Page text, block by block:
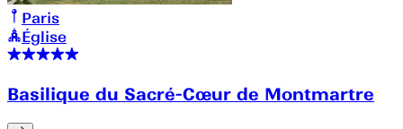
Paris
Église
Basilique du Sacré-Cœur de Montmartre